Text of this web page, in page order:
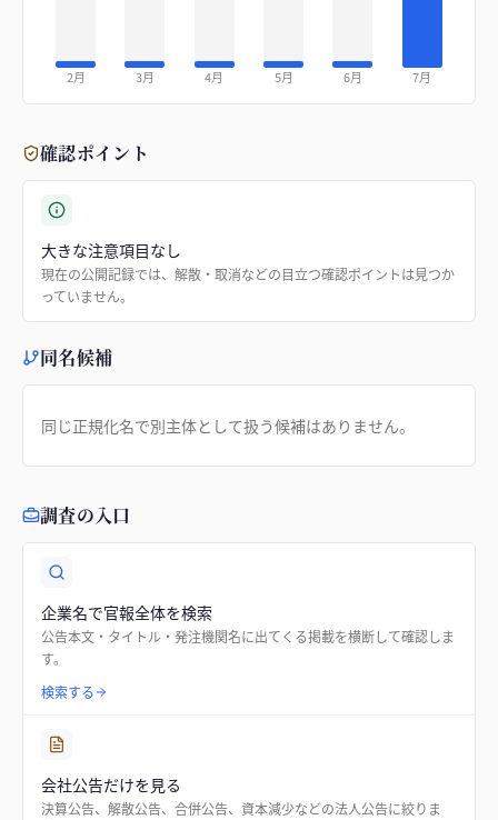
2月 3月 4月 5月 6月 7月
確認ポイント
大きな注意項目なし
現在の公開記録では、解散・取消などの目立つ確認ポイントは見つか
っていません。
同名候補
同じ正規化名で別主体として扱う候補はありません。
調査の入口
企業名で官報全体を検索
公告本文・タイトル・発注機関名に出てくる掲載を横断して確認しま
す。
検索する
会社公告だけを見る
決算公告、解散公告、合併公告、資本減少などの法人公告に絞りま